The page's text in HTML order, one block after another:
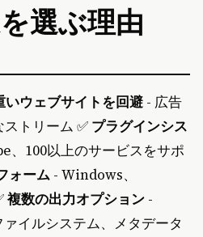
選ぶ理由
いウェブサイトを回避 - 広告
トリーム ✅ プラグインシス
100以上のサービスをサポ
ォーム - Windows、
複数の出力オプション -
イルシステム、メタデータ